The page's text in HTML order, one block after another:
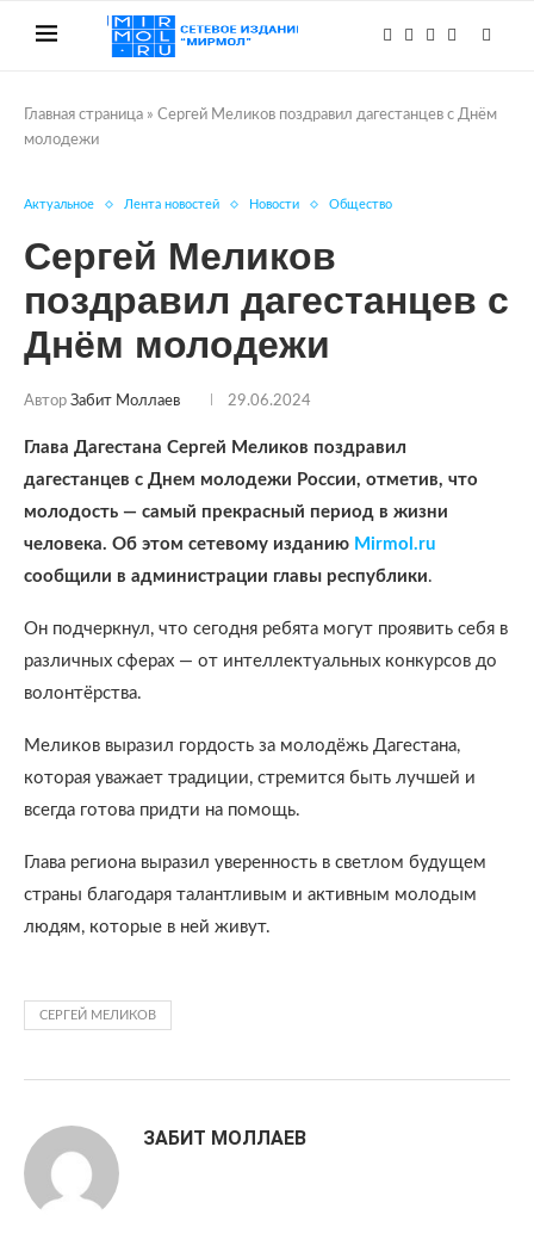
Главная страница » Сергей Меликов поздравил дагестанцев с Днём
молодежи
Актуальное Лента новостей Новости Общество
Сергей Меликов
поздравил дагестанцев с
Днём молодежи
Автор Забит Моллаев 29.06.2024
Глава Дагестана Сергей Меликов поздравил
дагестанцев с Днем молодежи России, отметив, что
молодость — самый прекрасный период в жизни
человека. Об этом сетевому изданию Mirmol.ru
сообщили в администрации главы республики.
Он подчеркнул, что сегодня ребята могут проявить себя в
различных сферах — от интеллектуальных конкурсов до
волонтёрства.
Меликов выразил гордость за молодёжь Дагестана,
которая уважает традиции, стремится быть лучшей и
всегда готова придти на помощь.
Глава региона выразил уверенность в светлом будущем
страны благодаря талантливым и активным молодым
людям, которые в ней живут.
СЕРГЕЙ МЕЛИКОВ
ЗАБИТ МОЛЛАЕВ